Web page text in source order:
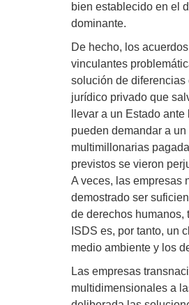
bien establecido en el
dominante.
De hecho, los
vinculantes
solución de diferencias
jurídico privado que
llevar a un Estado
pueden demandar a
multimillonarias
previstos se vieron
A veces, las empresas
demostrado ser
de derechos humanos,
ISDS es, por tanto, un
medio ambiente y los
Las empresas
multidimensionales a